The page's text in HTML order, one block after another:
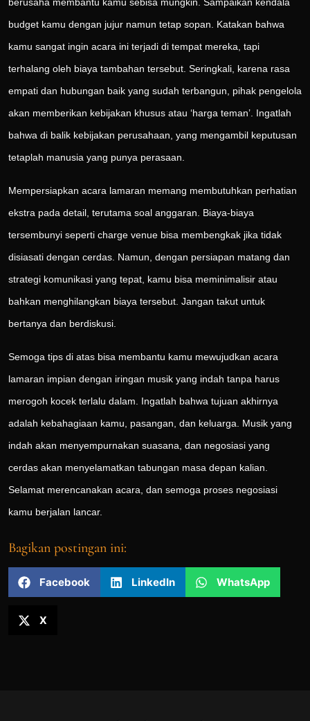
budget kamu dengan jujur namun tetap sopan. Katakan bahwa
kamu sangat ingin acara ini terjadi di tempat mereka, tapi
terhalang oleh biaya tambahan tersebut. Seringkali, karena rasa
empati dan hubungan baik yang sudah terbangun, pihak pengelola
akan memberikan kebijakan khusus atau ‘harga teman’. Ingatlah
bahwa di balik kebijakan perusahaan, yang mengambil keputusan
tetaplah manusia yang punya perasaan.
Mempersiapkan acara lamaran memang membutuhkan perhatian
ekstra pada detail, terutama soal anggaran. Biaya-biaya
tersembunyi seperti charge venue bisa membengkak jika tidak
disiasati dengan cerdas. Namun, dengan persiapan matang dan
strategi komunikasi yang tepat, kamu bisa meminimalisir atau
bahkan menghilangkan biaya tersebut. Jangan takut untuk
bertanya dan berdiskusi.
Semoga tips di atas bisa membantu kamu mewujudkan acara
lamaran impian dengan iringan musik yang indah tanpa harus
merogoh kocek terlalu dalam. Ingatlah bahwa tujuan akhirnya
adalah kebahagiaan kamu, pasangan, dan keluarga. Musik yang
indah akan menyempurnakan suasana, dan negosiasi yang
cerdas akan menyelamatkan tabungan masa depan kalian.
Selamat merencanakan acara, dan semoga proses negosiasi
kamu berjalan lancar.
Bagikan postingan ini:
Facebook LinkedIn WhatsApp
X